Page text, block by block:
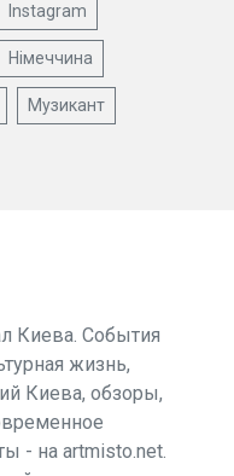
Instagram
Німеччина
Музикант
Киева. События
жизнь,
Киева, обзоры,
- на artmisto.net.